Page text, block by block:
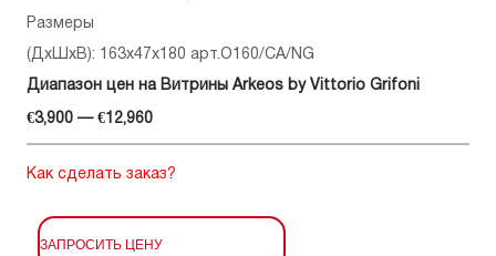
Размеры
(ДхШхВ): 163x47x180 арт.O160/CA/NG
Диапазон цен на Витрины Arkeos by Vittorio Grifoni
€3,900 — €12,960
Как сделать заказ?
ЗАПРОСИТЬ ЦЕНУ